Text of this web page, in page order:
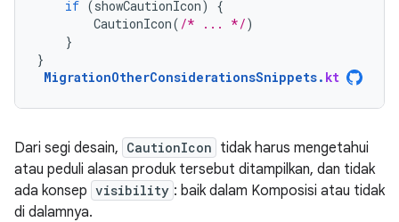
if (showCautionIcon)
{
CautionIcon( /* ... */)
}
}
MigrationOtherConsiderationsSnippets. kt
Dari segi desain, CautionIcon tidak harus mengetahui
atau peduli alasan produk tersebut ditampilkan, dan tidak
ada konsep visibility : baik dalam Komposisi atau tidak
di dalamnya.